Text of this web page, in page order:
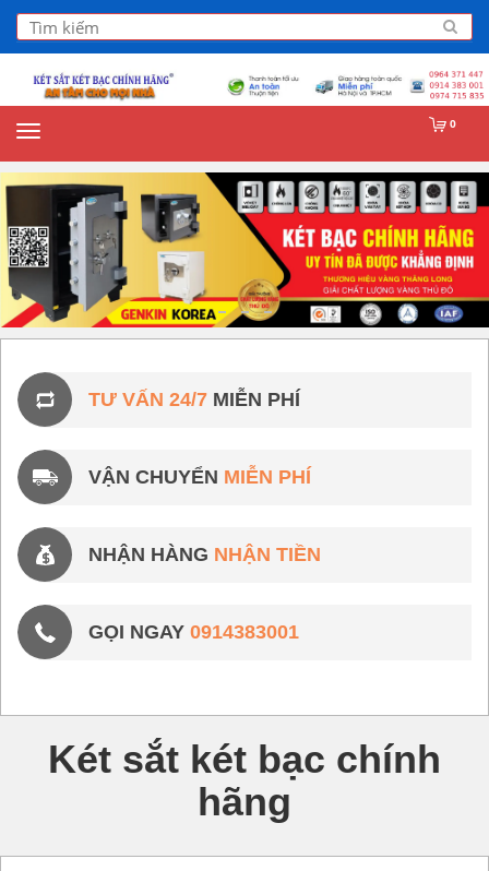
0
TƯ VẤN 24/7 MIỄN PHÍ
VẬN CHUYỂN MIỄN PHÍ
NHẬN HÀNG NHẬN TIỀN
GỌI NGAY 0914383001
Két sắt két bạc chính
hãng